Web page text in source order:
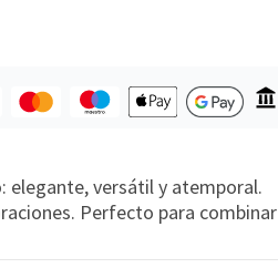
elegante, versátil y atemporal.
Perfecto para combinar